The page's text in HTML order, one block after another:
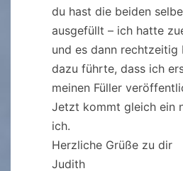
du hast die beiden
ausgefüllt – ich hatte
und es dann rechtzeitig
dazu führte, dass ich
meinen Füller
Jetzt kommt gleich ein
ich.
Herzliche Grüße zu dir
Judith